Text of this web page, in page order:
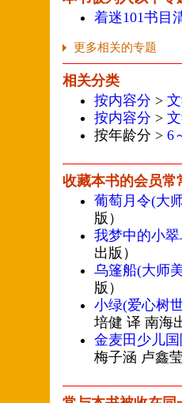
着迷101书目
更多相关的专题
相关分类
按内容分 >
按内容分 >
按年龄分 > 6
收藏本书的会员常
葡萄月令(大
版）
我梦中的小
出版）
乌篷船(大师
版）
小绿(爱心树
培健 译 南海
金麦田少儿
梅子涵 卢鑫